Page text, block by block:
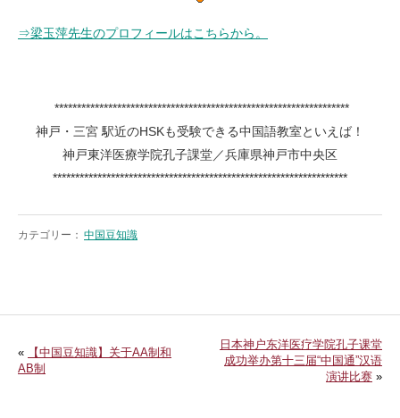
⇒梁玉萍先生のプロフィールはこちらから。
******************************************************************
神戸・三宮 駅近のHSKも受験できる中国語教室といえば！
神戸東洋医療学院孔子課堂／兵庫県神戸市中央区
******************************************************************
カテゴリー： 中国豆知識
«
【中国豆知識】关于AA制和
AB制
日本神户东洋医疗学院孔子课堂
成功举办第十三届“中国通”汉语
演讲比赛 »